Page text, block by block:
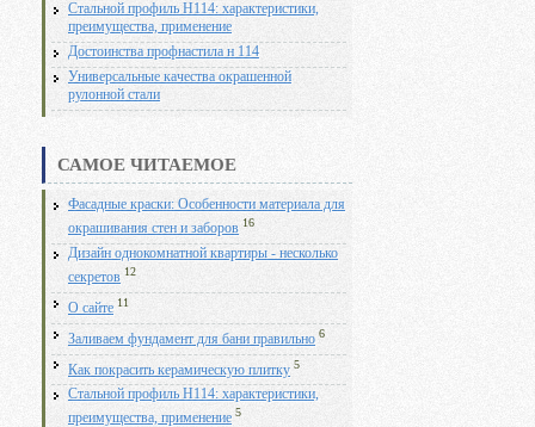
Стальной профиль Н114: характеристики,
преимущества, применение
Достоинства профнастила н 114
Универсальные качества окрашенной
рулонной стали
САМОЕ ЧИТАЕМОЕ
Фасадные краски: Особенности материала для
окрашивания стен и заборов 16
Дизайн однокомнатной квартиры - несколько
секретов 12
О сайте 11
Заливаем фундамент для бани правильно 6
Как покрасить керамическую плитку 5
Стальной профиль Н114: характеристики,
преимущества, применение 5